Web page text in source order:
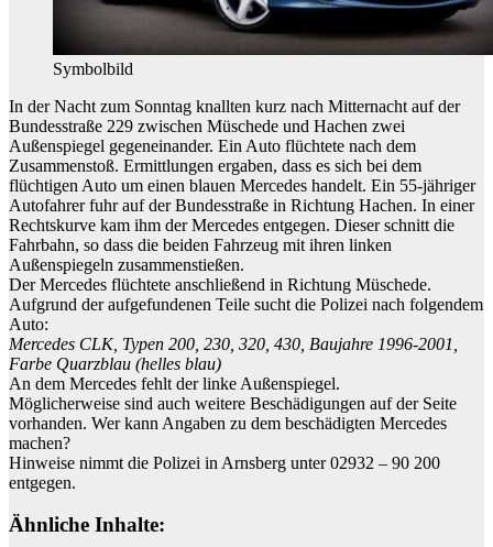
Symbolbild
In der Nacht zum Sonntag knallten kurz nach Mitternacht auf der
Bundesstraße 229 zwischen Müschede und Hachen zwei
Außenspiegel gegeneinander. Ein Auto flüchtete nach dem
Zusammenstoß. Ermittlungen ergaben, dass es sich bei dem
flüchtigen Auto um einen blauen Mercedes handelt. Ein 55-jähriger
Autofahrer fuhr auf der Bundesstraße in Richtung Hachen. In einer
Rechtskurve kam ihm der Mercedes entgegen. Dieser schnitt die
Fahrbahn, so dass die beiden Fahrzeug mit ihren linken
Außenspiegeln zusammenstießen.
Der Mercedes flüchtete anschließend in Richtung Müschede.
Aufgrund der aufgefundenen Teile sucht die Polizei nach folgendem
Auto:
Mercedes CLK, Typen 200, 230, 320, 430, Baujahre 1996-2001,
Farbe Quarzblau (helles blau)
An dem Mercedes fehlt der linke Außenspiegel.
Möglicherweise sind auch weitere Beschädigungen auf der Seite
vorhanden. Wer kann Angaben zu dem beschädigten Mercedes
machen?
Hinweise nimmt die Polizei in Arnsberg unter 02932 – 90 200
entgegen.
Ähnliche Inhalte: